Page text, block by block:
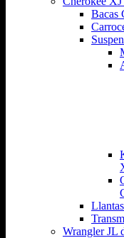
Bacas
Wrangler JL